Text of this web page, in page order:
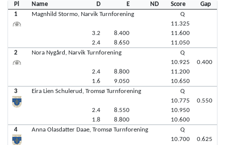
Pl Name D E ND Score
Gap
1
Magnhild Stormo, Narvik Turnforening
3.2
2.4
8.400
8.650
Q
11.325
11.600
11.050
2
Nora Nygård, Narvik Turnforening
2.4
1.6
8.800
9.050
Q
10.925
11.200
10.650
0.400
3 Eira Lien Schulerud, Tromsø Turnforening
2.4
1.8
8.550
8.800
Q
10.775
10.950
10.600
0.550
4 Anna Olasdatter Daae, Tromsø Turnforening
Q
10.700
0.625